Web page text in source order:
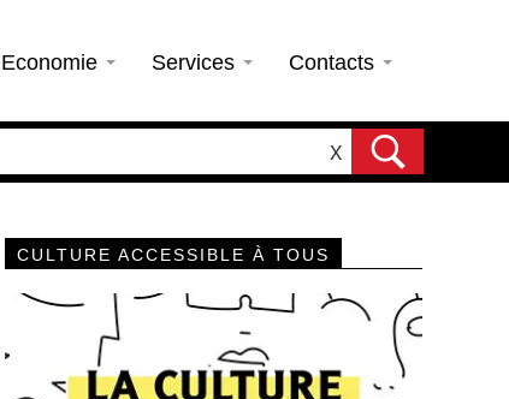
Economie Services Contacts
X
CULTURE ACCESSIBLE À TOUS